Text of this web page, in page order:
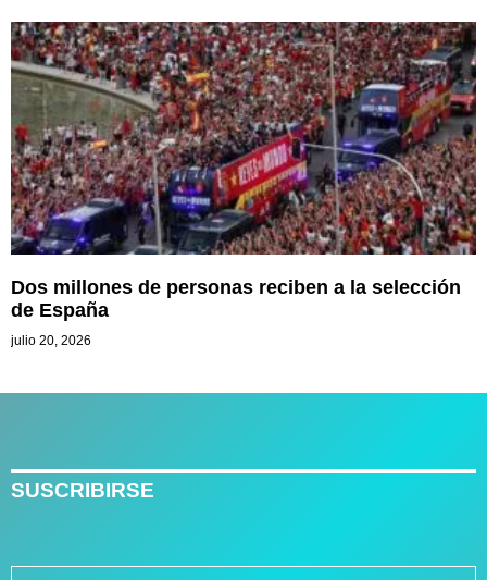
Dos millones de personas reciben a la selección
de España
julio 20, 2026
SUSCRIBIRSE